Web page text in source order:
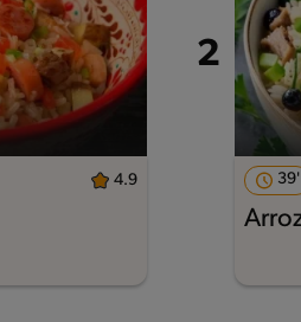
4.9 39'